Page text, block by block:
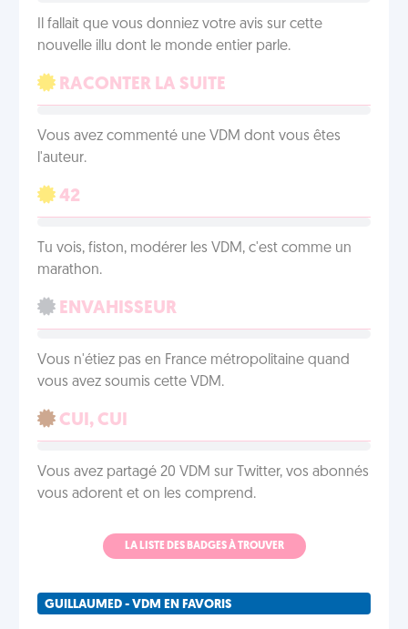
Il fallait que vous donniez votre avis sur cette
nouvelle illu dont le monde entier parle.
RACONTER LA SUITE
Vous avez commenté une VDM dont vous êtes
l'auteur.
42
Tu vois, fiston, modérer les VDM, c'est comme un
marathon.
ENVAHISSEUR
Vous n'étiez pas en France métropolitaine quand
vous avez soumis cette VDM.
CUI, CUI
Vous avez partagé 20 VDM sur Twitter, vos abonnés
vous adorent et on les comprend.
LA LISTE DES BADGES À TROUVER
GUILLAUMED - VDM EN FAVORIS